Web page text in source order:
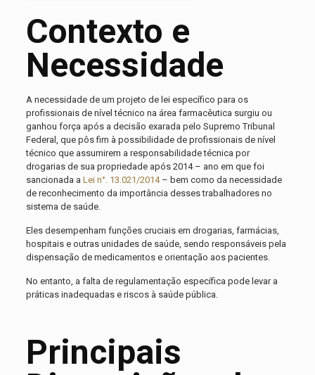
Contexto e
Necessidade
A necessidade de um projeto de lei específico para os
profissionais de nível técnico na área farmacêutica surgiu ou
ganhou força após a decisão exarada pelo Supremo Tribunal
Federal, que pôs fim à possibilidade de profissionais de nível
técnico que assumirem a responsabilidade técnica por
drogarias de sua propriedade após 2014 – ano em que foi
sancionada a Lei n°. 13.021/2014– bem como da necessidade
de reconhecimento da importância desses trabalhadores no
sistema de saúde.
Eles desempenham funções cruciais em drogarias, farmácias,
hospitais e outras unidades de saúde, sendo responsáveis pela
dispensação de medicamentos e orientação aos pacientes.
No entanto, a falta de regulamentação específica pode levar a
práticas inadequadas e riscos à saúde pública.
Principais